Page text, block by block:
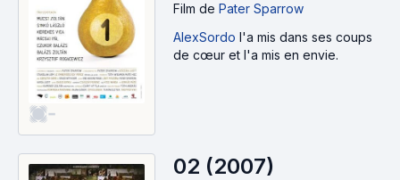
-
Film de Pater Sparrow
AlexSordo l'a mis dans ses coups
de cœur et l'a mis en envie.
02 (2007)